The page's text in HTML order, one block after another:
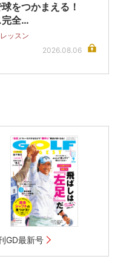
をつかまえる！
完全…
レッスン
2026.08.06
GD最新号